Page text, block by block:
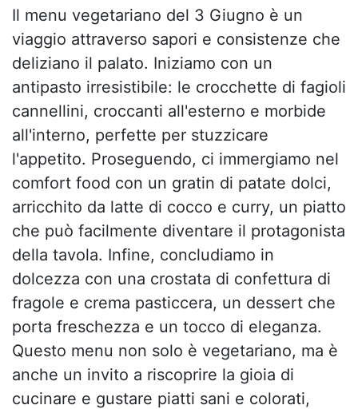
Il menu vegetariano del 3 Giugno è un
viaggio attraverso sapori e consistenze che
deliziano il palato. Iniziamo con un
antipasto irresistibile: le crocchette di fagioli
cannellini, croccanti all'esterno e morbide
all'interno, perfette per stuzzicare
l'appetito. Proseguendo, ci immergiamo nel
comfort food con un gratin di patate dolci,
arricchito da latte di cocco e curry, un piatto
che può facilmente diventare il protagonista
della tavola. Infine, concludiamo in
dolcezza con una crostata di confettura di
fragole e crema pasticcera, un dessert che
porta freschezza e un tocco di eleganza.
Questo menu non solo è vegetariano, ma è
anche un invito a riscoprire la gioia di
cucinare e gustare piatti sani e colorati,